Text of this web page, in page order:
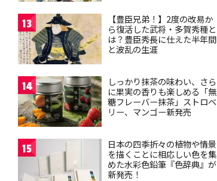
13
【豊臣兄弟！】2度の改易か
ら復活した武将・多賀秀種と
は？豊臣秀長に仕えた半年間
と波乱の生涯
14
しっかり抹茶の味わい、さら
に果実の香りも楽しめる「無
糖フレーバー抹茶」ストロベ
リー、マンゴー新発売
15
日本の四季折々の植物や情景
を描くことに相応しい色を集
めた水彩色鉛筆『色辞典』が
新発売！